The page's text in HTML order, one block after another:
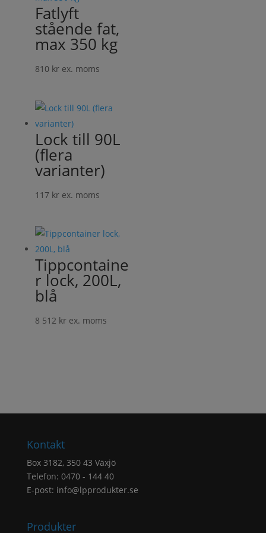
Fatlyft
stående fat,
max 350 kg
810 kr ex. moms
Lock till 90L
(flera
varianter)
117 kr ex. moms
Tippcontaine
r lock, 200L,
blå
8 512 kr ex. moms
Kontakt
Box 3182, 350 43 Växjö
Telefon: 0470 - 144 40
E-post: info@lpprodukter.se
Produkter